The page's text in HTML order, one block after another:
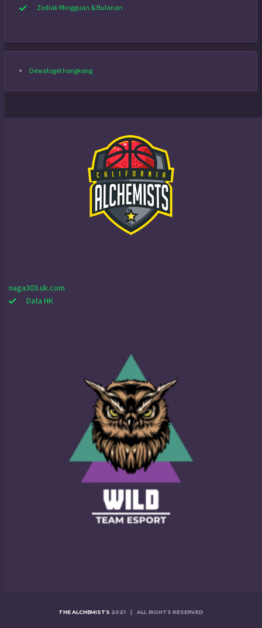
Zodiak Mingguan & Bulanan
Dewatogel hongkong
naga303.uk.com
Data HK
THE ALCHEMISTS 2021 | ALL RIGHTS RESERVED